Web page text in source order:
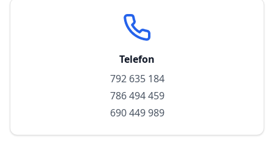
Telefon
792 635 184
786 494 459
690 449 989